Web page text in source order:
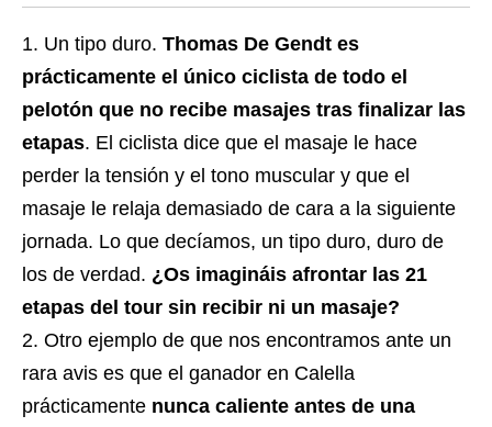
Un tipo duro. Thomas De Gendt es
prácticamente el único ciclista de todo el
pelotón que no recibe masajes tras finalizar las
etapas. El ciclista dice que el masaje le hace
perder la tensión y el tono muscular y que el
masaje le relaja demasiado de cara a la siguiente
jornada. Lo que decíamos, un tipo duro, duro de
los de verdad. ¿Os imagináis afrontar las 21
etapas del tour sin recibir ni un masaje?
Otro ejemplo de que nos encontramos ante un
rara avis es que el ganador en Calella
prácticamente nunca caliente antes de una